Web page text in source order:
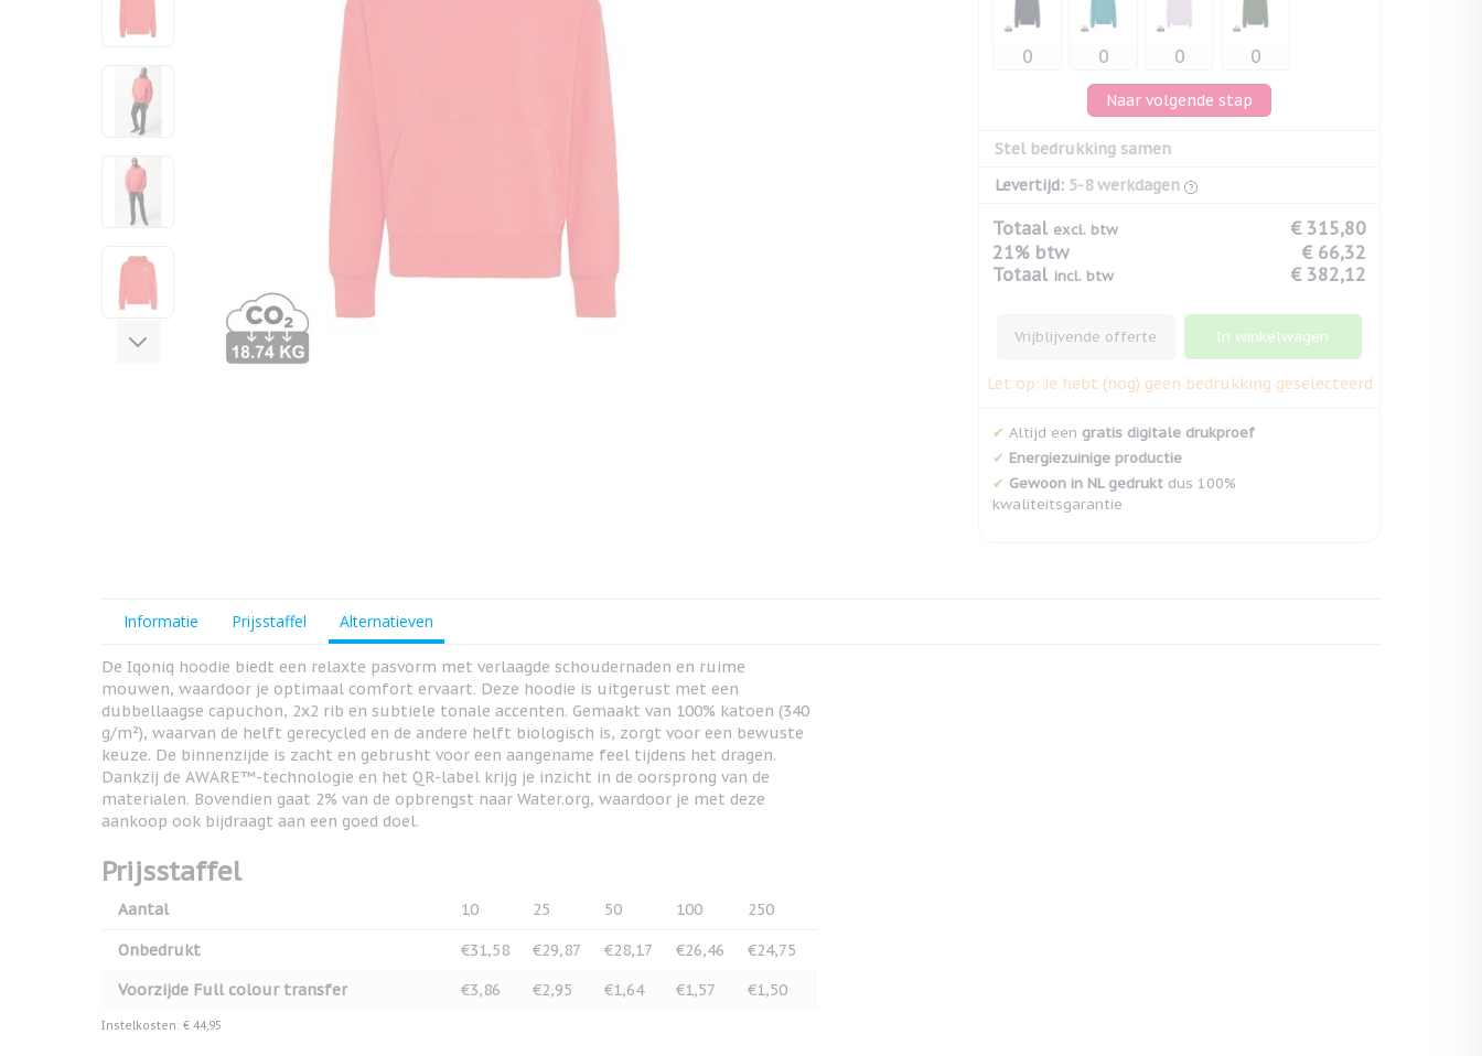
View larger image
View larger image
View larger image
View larger image
View larger image
View larger image
View larger image
View larger image
View larger image
Naar volgende stap
Stel bedrukking samen
Levertijd: 5-8 werkdagen
Totaal excl. btw
€ 315,80
21% btw
€ 66,32
Totaal incl. btw € 382,12
Vrijblijvende offerte In winkelwagen
Let op: Je hebt (nog) geen bedrukking geselecteerd
✔ Altijd een gratis digitale drukproef
✔ Energiezuinige productie
✔ Gewoon in NL gedrukt dus 100%
kwaliteitsgarantie
Informatie Prijsstaffel Alternatieven
De Iqoniq hoodie biedt een relaxte pasvorm met verlaagde schoudernaden en ruime
mouwen, waardoor je optimaal comfort ervaart. Deze hoodie is uitgerust met een
dubbellaagse capuchon, 2x2 rib en subtiele tonale accenten. Gemaakt van 100% katoen (340
g/m²), waarvan de helft gerecycled en de andere helft biologisch is, zorgt voor een bewuste
keuze. De binnenzijde is zacht en gebrusht voor een aangename feel tijdens het dragen.
Dankzij de AWARE™-technologie en het QR-label krijg je inzicht in de oorsprong van de
materialen. Bovendien gaat 2% van de opbrengst naar Water.org, waardoor je met deze
aankoop ook bijdraagt aan een goed doel.
Prijsstaffel
Aantal 10 25 50 100 250
Onbedrukt €31,58 €29,87 €28,17 €26,46
€24,75
Voorzijde Full colour transfer
€3,86 €2,95 €1,64 €1,57 €1,50
Instelkosten: € 44,95